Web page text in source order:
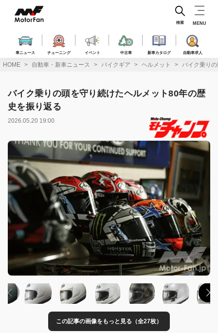
ス
車ニュース チューニング イベント 中古車 新車カタログ 自動車求人
検索 MENU
HOME 自動車・新車ニュース バイクギア ヘルメット バイク乗り
バイク乗りの頭を守り続けたヘルメット80年の歴
史を振り返る
2026.05.20 19:00
この記事の画像をもっと見る（全27枚）